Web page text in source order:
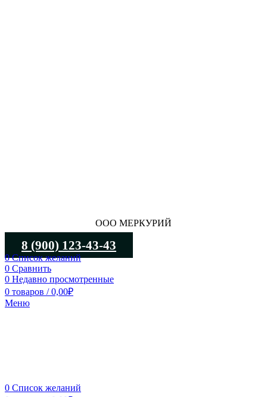
ООО МЕРКУРИЙ
8 (900) 123-43-43
0Список желаний
0 Сравнить
0 Недавно просмотренные
0 товаров / 0,00₽
Меню
0 Список желаний